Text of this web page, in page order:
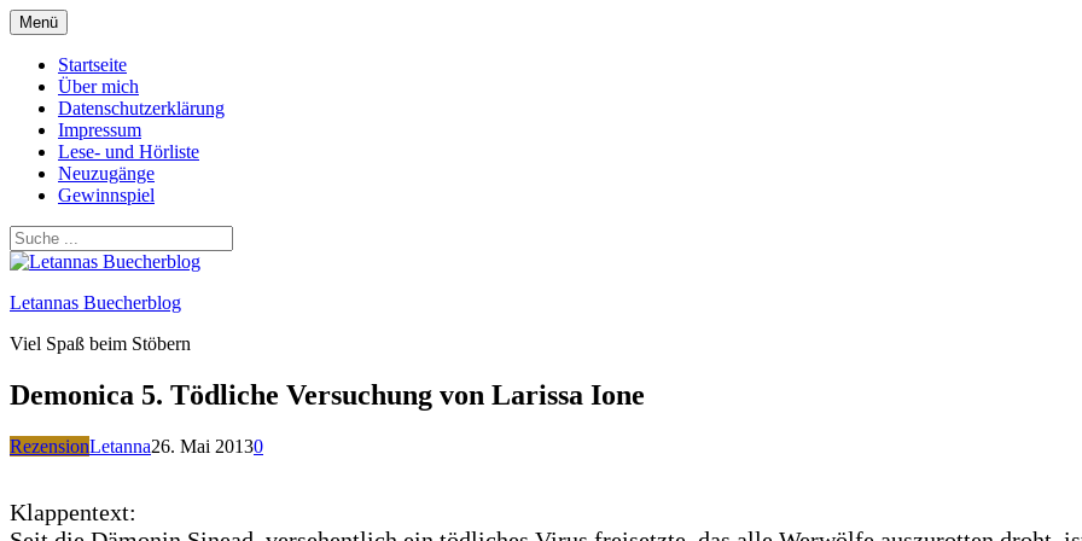
Zum
Inhalt
springen
Menü
Startseite
Über mich
Datenschutzerklärung
Impressum
Lese- und Hörliste
Neuzugänge
Gewinnspiel
Letannas Buecherblog
Viel Spaß beim Stöbern
Demonica 5. Tödliche Versuchung von Larissa Ione
RezensionLetanna26. Mai 20130
Klappentext: